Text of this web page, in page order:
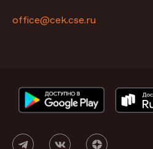
office@cek.cse.ru